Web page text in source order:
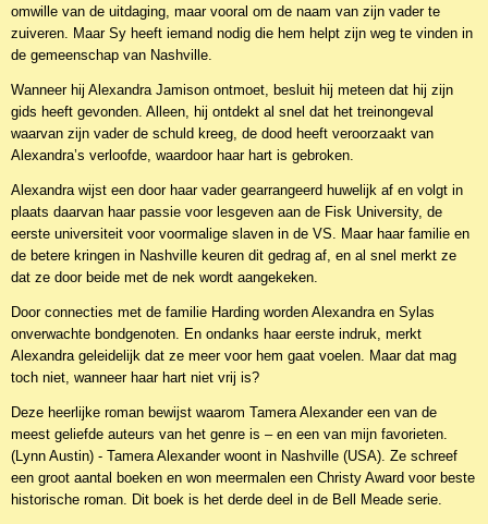
Productcode leverancier
van Wijnen
omwille van de uitdaging, maar vooral om de naam van zijn vader te
zuiveren. Maar Sy heeft iemand nodig die hem helpt zijn weg te vinden in
de gemeenschap van Nashville.
Wanneer hij Alexandra Jamison ontmoet, besluit hij meteen dat hij zijn
gids heeft gevonden. Alleen, hij ontdekt al snel dat het treinongeval
waarvan zijn vader de schuld kreeg, de dood heeft veroorzaakt van
Alexandra’s verloofde, waardoor haar hart is gebroken.
Alexandra wijst een door haar vader gearrangeerd huwelijk af en volgt in
plaats daarvan haar passie voor lesgeven aan de Fisk University, de
eerste universiteit voor voormalige slaven in de VS. Maar haar familie en
de betere kringen in Nashville keuren dit gedrag af, en al snel merkt ze
dat ze door beide met de nek wordt aangekeken.
Door connecties met de familie Harding worden Alexandra en Sylas
onverwachte bondgenoten. En ondanks haar eerste indruk, merkt
Alexandra geleidelijk dat ze meer voor hem gaat voelen. Maar dat mag
toch niet, wanneer haar hart niet vrij is?
Deze heerlijke roman bewijst waarom Tamera Alexander een van de
meest geliefde auteurs van het genre is – en een van mijn favorieten.
(Lynn Austin) - Tamera Alexander woont in Nashville (USA). Ze schreef
een groot aantal boeken en won meermalen een Christy Award voor beste
historische roman. Dit boek is het derde deel in de Bell Meade serie.